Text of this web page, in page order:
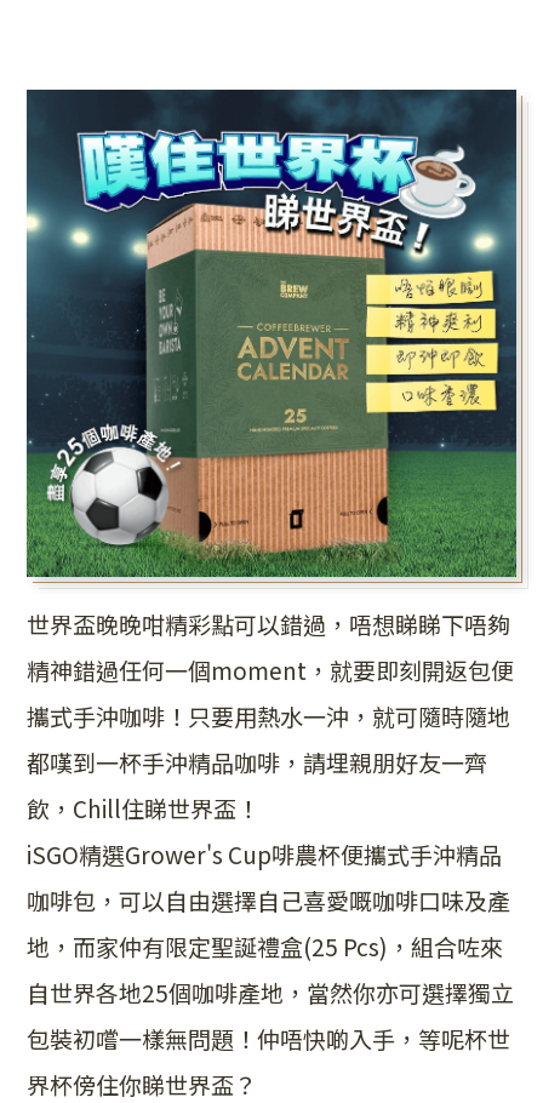
世界盃晚晚咁精彩點可以錯過，唔想睇睇下唔夠
精神錯過任何一個moment，就要即刻開返包便
攜式手沖咖啡！只要用熱水一沖，就可隨時隨地
都嘆到一杯手沖精品咖啡，請埋親朋好友一齊
飲，Chill住睇世界盃！
iSGO精選Grower's Cup啡農杯便攜式手沖精品
咖啡包，可以自由選擇自己喜愛嘅咖啡口味及產
地，而家仲有限定聖誕禮盒(25 Pcs)，組合咗來
自世界各地25個咖啡產地，當然你亦可選擇獨立
包裝初嚐一樣無問題！仲唔快啲入手，等呢杯世
界杯傍住你睇世界盃？